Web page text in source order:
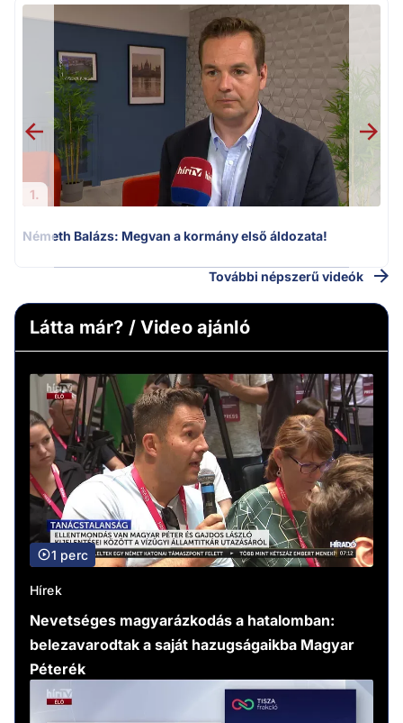
1.
Németh Balázs: Megvan a kormány első áldozata!
További népszerű videók
Látta már? / Video ajánló
1 perc
Hírek
Nevetséges magyarázkodás a hatalomban:
belezavarodtak a saját hazugságaikba Magyar
Péterék